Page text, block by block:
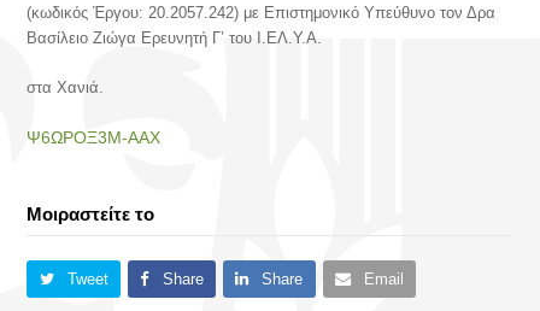
(κωδικός Έργου: 20.2057.242) με Επιστημονικό Υπεύθυνο τον Δρα
Βασίλειο Ζιώγα Ερευνητή Γ’ του Ι.ΕΛ.Υ.Α.
στα Χανιά.
Ψ6ΩΡΟΞ3Μ-ΑΑΧ
Μοιραστείτε το
Tweet Share Share Email